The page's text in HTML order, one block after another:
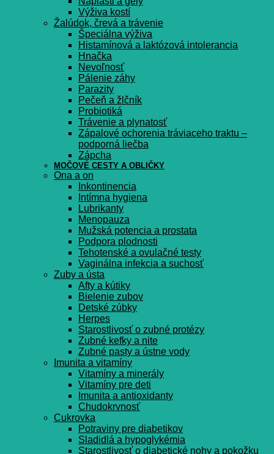
Výživa kostí
Žalúdok, črevá a trávenie
Špeciálna výživa
Histamínová a laktózová intolerancia
Hnačka
Nevoľnosť
Pálenie záhy
Parazity
Pečeň a žlčník
Probiotiká
Trávenie a plynatosť
Zápalové ochorenia tráviaceho traktu –
podporná liečba
Zápcha
MOČOVÉ CESTY A OBLIČKY
Ona a on
Inkontinencia
Intímna hygiena
Lubrikanty
Menopauza
Mužská potencia a prostata
Podpora plodnosti
Tehotenské a ovulačné testy
Vaginálna infekcia a suchosť
Zuby a ústa
Afty a kútiky
Bielenie zubov
Detské zúbky
Herpes
Starostlivosť o zubné protézy
Zubné kefky a nite
Zubné pasty a ústne vody
Imunita a vitamíny
Vitamíny a minerály
Vitamíny pre deti
Imunita a antioxidanty
Chudokrvnosť
Cukrovka
Potraviny pre diabetikov
Sladidlá a hypoglykémia
Starostlivosť o diabetické nohy a pokožku